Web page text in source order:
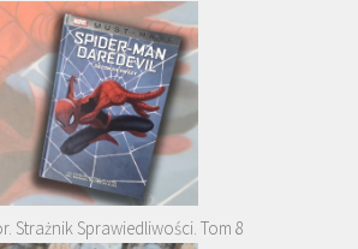
Strażnik Sprawiedliwości. Tom 8